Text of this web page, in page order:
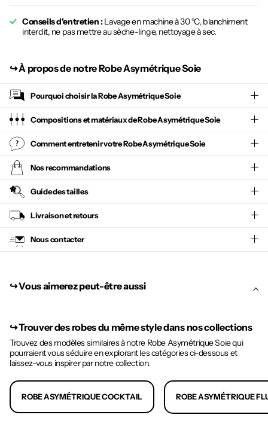
Conseils d'entretien :Lavage en machine à 30 °C, blanchiment
interdit, ne pas mettre au sèche-linge, nettoyage à sec.
↪︎À propos de notre Robe Asymétrique Soie
Pourquoi choisir laRobe Asymétrique Soie
Compositions et matériaux de Robe Asymétrique Soie
Comment entretenir votreRobe Asymétrique Soie
Nos recommandations
Guide des tailles
Livraison et retours
Nous contacter
↪︎ Vous aimerez peut-être aussi
↪︎Trouver des robes du même style dans nos collections
Trouvez des modèles similaires à notre Robe Asymétrique Soie qui
pourraient vous séduire en explorant les catégories ci-dessous et
laissez-vous inspirer par notre collection.
ROBE ASYMÉTRIQUE COCKTAIL ROBE ASYMÉTRIQUE